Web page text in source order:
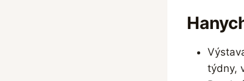
týdny,